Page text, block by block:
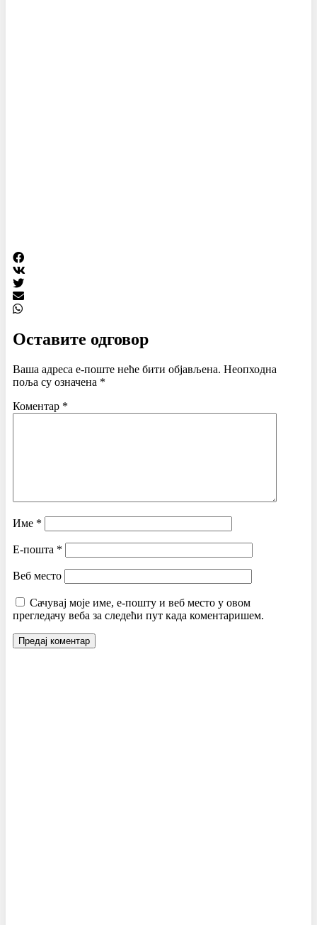
Оставите одговор
Ваша адреса е-поште неће бити објављена. Неопходна
поља су означена *
Коментар *
Име *
Е-пошта *
Веб место
Сачувај моје име, е-пошту и веб место у овом
прегледачу веба за следећи пут када коментаришем.